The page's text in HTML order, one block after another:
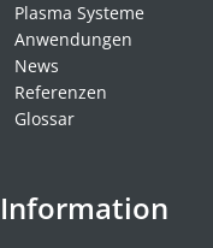
Plasma Systeme
Anwendungen
News
Referenzen
Glossar
Information